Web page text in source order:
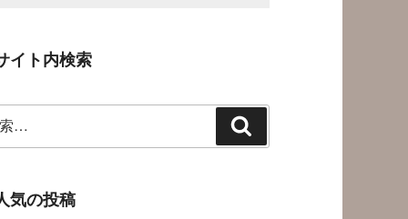
イト内検索
索
気の投稿